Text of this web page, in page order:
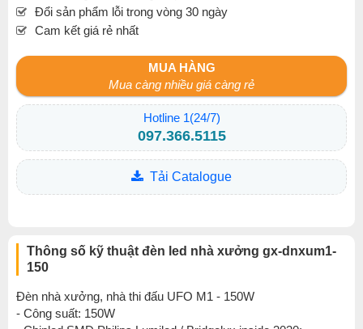
Đổi sản phẩm lỗi trong vòng 30 ngày
Cam kết giá rẻ nhất
MUA HÀNG
Mua càng nhiều giá càng rẻ
Hotline 1(24/7)
097.366.5115
Tải Catalogue
Thông số kỹ thuật đèn led nhà xưởng gx-dnxum1-
150
Đèn nhà xưởng, nhà thi đấu UFO M1 - 150W
- Công suất: 150W